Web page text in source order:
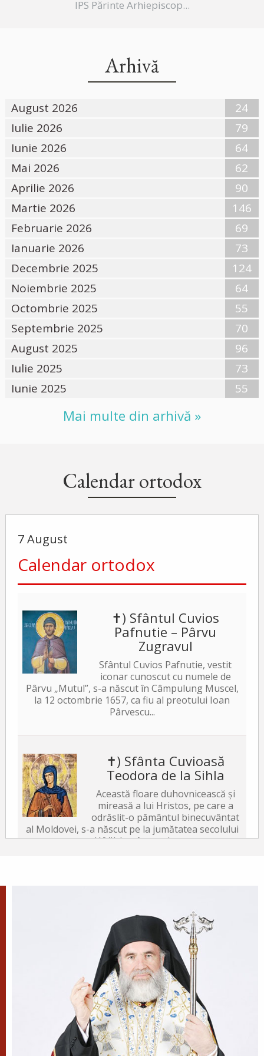
IPS Părinte Arhiepiscop...
Arhivă
August 2026
24
Iulie 2026
79
Iunie 2026
64
Mai 2026
62
Aprilie 2026
90
Martie 2026
146
Februarie 2026
69
Ianuarie 2026
73
Decembrie 2025
124
Noiembrie 2025
64
Octombrie 2025
55
Septembrie 2025
70
August 2025
96
Iulie 2025
73
Iunie 2025
55
Mai multe din arhivă »
Calendar ortodox
7 August
Calendar ortodox
✝) Sfântul Cuvios
Pafnutie – Pârvu
Zugravul
Sfântul Cuvios Pafnutie, vestit
iconar cunoscut cu numele de
Pârvu „Mutul”, s-a născut în Câmpulung Muscel,
la 12 octombrie 1657, ca fiu al preotului Ioan
Pârvescu...
✝) Sfânta Cuvioasă
Teodora de la Sihla
Această floare duhovnicească și
mireasă a lui Hristos, pe care a
odrăslit-o pământul binecuvântat
al Moldovei, s-a născut pe la jumătatea secolului
al XVII-lea, în satul...
Domnului
Schimbarea la Față a
Mântuitorului Iisus Hristos este
unul din Praznicele împărătești ale Bisericii
Ortodoxe, sărbătorită la 6 august.
Sfântul Antonie de la
Optina